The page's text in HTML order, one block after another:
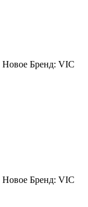
Новое Бренд: VIC
Новое Бренд: VIC